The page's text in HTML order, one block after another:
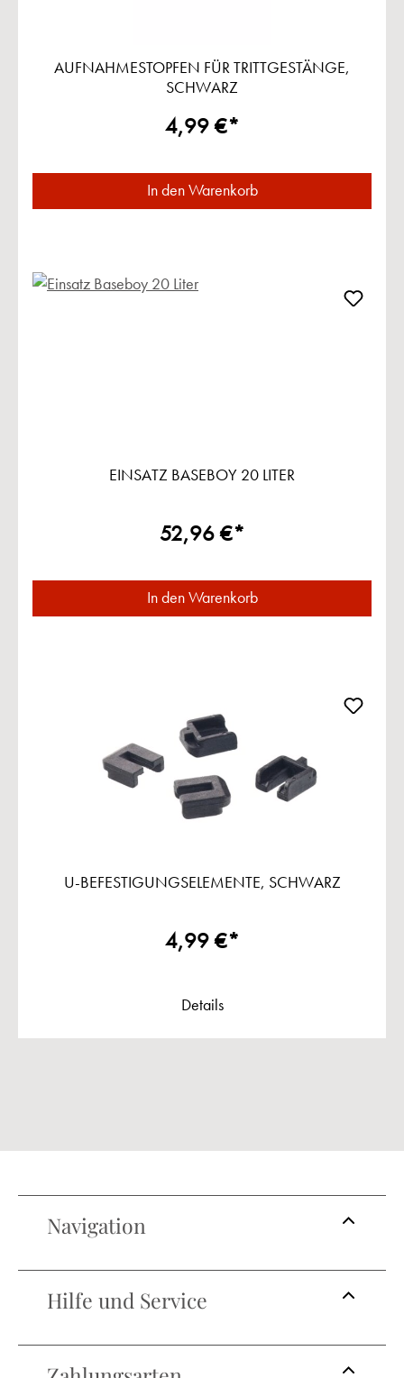
AUFNAHMESTOPFEN FÜR TRITTGESTÄNGE,
SCHWARZ
4,99 €*
In den Warenkorb
EINSATZ BASEBOY 20 LITER
52,96 €*
In den Warenkorb
U-BEFESTIGUNGSELEMENTE, SCHWARZ
4,99 €*
Details
Navigation
Hilfe und Service